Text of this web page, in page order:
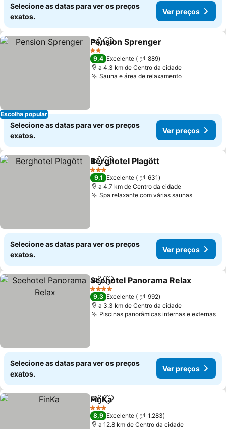
Selecione as datas para ver os preços
exatos.
Ver preços
Escolha popular
PartilharAdicionar aos favoritos
Pension Sprenger
2 Estrelas
9,4 Excelente
889
a 4.3 km de Centro da cidade
Sauna e área de relaxamento
Selecione as datas para ver os preços
exatos.
Ver preços
PartilharAdicionar aos favoritos
Berghotel Plagött
3 Estrelas
9,1 Excelente
631
a 4.7 km de Centro da cidade
Spa relaxante com várias saunas
Selecione as datas para ver os preços
exatos.
Ver preços
PartilharAdicionar aos favoritos
Seehotel Panorama Relax
4 Estrelas
9,3 Excelente
992
a 3.3 km de Centro da cidade
Piscinas panorâmicas internas e externas
Selecione as datas para ver os preços
exatos.
Ver preços
PartilharAdicionar aos favoritos
FinKa
3 Estrelas
8,9 Excelente
1.283
a 12.8 km de Centro da cidade